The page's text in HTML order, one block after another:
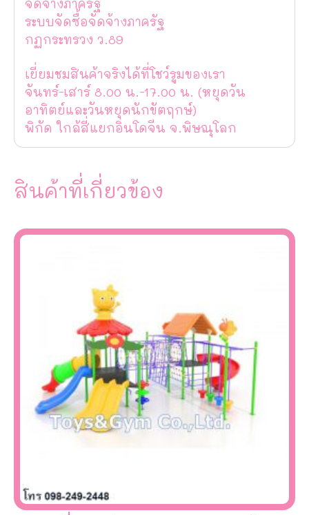
ระบบจัดซื้อจัดจ้างภาครัฐ
กฏกระทรวง ว.89
เยี่ยมชมสินค้าจริงได้ที่โชว์รูมของเรา
จันทร์-เสาร์ 8.00 น.-17.00 น. (หยุดวัน
อาทิตย์และวันหยุดนักขัตฤกษ์)
พิกัด ใกล้สี่แยกอินโดจีน จ.พิษณุโลก
สินค้าที่เกี่ยวข้อง